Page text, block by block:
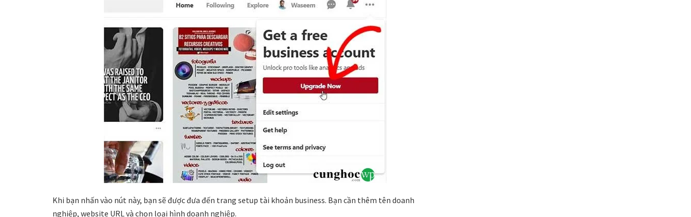
Khi bạn nhấn vào nút này, bạn sẽ được đưa đến trang setup tài khoản business. Bạn cần thêm tên doanh
nghiệp, website URL và chọn loại hình doanh nghiệp.